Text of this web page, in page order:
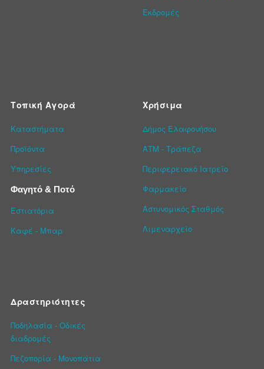
Εκδρομές
Τοπική Αγορά
Καταστήματα
Προϊόντα
Υπηρεσίες
Φαγητό & Ποτό
Εστιατόρια
Καφέ - Μπαρ
Χρήσιμα
Δήμος Ελαφονήσου
ΑΤΜ - Τράπεζα
Περιφερειακό Ιατρείο
Φαρμακείο
Αστυνομικός Σταθμός
Λιμεναρχείο
Δραστηριότητες
Ποδηλασία - Οδικές
διαδρομές
Πεζοπορία - Μονοπάτια